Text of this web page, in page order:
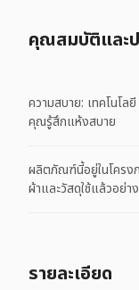
คุณสมบัติและป
ความสบาย: เทคโนโล
คุณรู้สึกแห้งสบาย
ผลิตภัณฑ์นี้อยู่ในโครง
ผ้าและวัสดุใช้แล้วอย่า
รายละเอียด